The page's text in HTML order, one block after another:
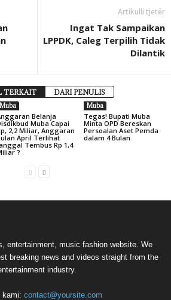
Artikulli tjetër
Ingat Tak Sampaikan
LPPDK, Caleg Terpilih Tidak
Dilantik
TERKAIT DARI PENULIS
Muba
Belanja
Muba Capai
2,2 Miliar, Anggaran
April Terlihat
Tembus Rp 1,4
?
Muba
Tegas! Bupati Muba
Minta OPD Bereskan
Persoalan Aset Pemda
dalam 4 Bulan
entertainment, music fashion website. We
breaking news and videos straight from the
industry.
kami: contact@yoursite.com